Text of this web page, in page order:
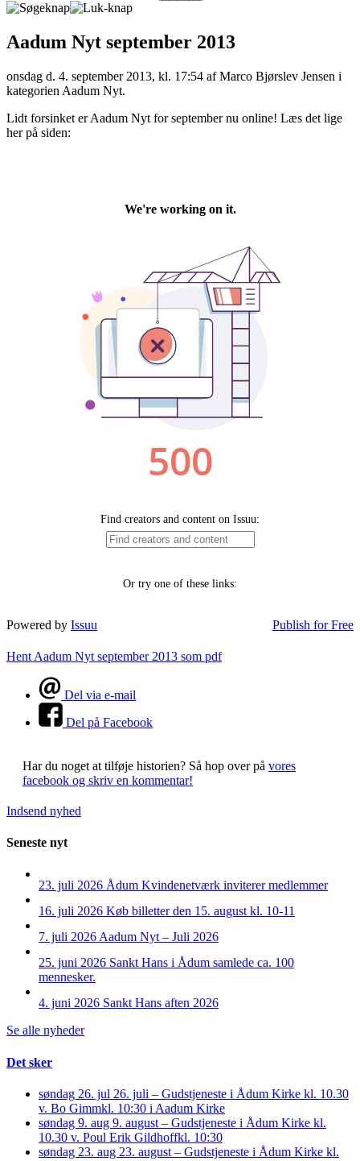
Aadum Nyt september 2013
onsdag d. 4. september 2013, kl. 17:54 af Marco Bjørslev Jensen i
kategorien Aadum Nyt.
Lidt forsinket er Aadum Nyt for september nu online! Læs det lige
her på siden:
Powered by Issuu Publish for Free
Hent Aadum Nyt september 2013 som pdf
Del via e-mail
Del på Facebook
Har du noget at tilføje historien? Så hop over på vores
facebook og skriv en kommentar!
Indsend nyhed
Seneste nyt
23. juli 2026 Ådum Kvindenetværk inviterer medlemmer
16. juli 2026 Køb billetter den 15. august kl. 10-11
7. juli 2026 Aadum Nyt – Juli 2026
25. juni 2026 Sankt Hans i Ådum samlede ca. 100
mennesker.
4. juni 2026 Sankt Hans aften 2026
Se alle nyheder
Det sker
søndag 26. jul 26. juli – Gudstjeneste i Ådum Kirke kl. 10.30
v. Bo Gimmkl. 10:30 i Aadum Kirke
søndag 9. aug 9. august – Gudstjeneste i Ådum Kirke kl.
10.30 v. Poul Erik Gildhoffkl. 10:30
søndag 23. aug 23. august – Gudstjeneste i Ådum Kirke kl.